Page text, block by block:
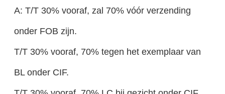
A: T/T 30% vooraf, zal 70% vóór verzending
onder FOB zijn.
T/T 30% vooraf, 70% tegen het exemplaar van
BL onder CIF.